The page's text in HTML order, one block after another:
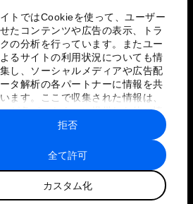
トではCookieを使って、ユーザー
たコンテンツや広告の表示、トラ
の分析を行っています。またユー
るサイトの利用状況についても情
し、ソーシャルメディアや広告配
タ解析の各パートナーに情報を共
ます。ここで収集された情報は、
ーが各パートナーに提供した他の情
ートナーのサービスを使用した際
れた情報と組み合わされ、各パー
よって使用されることがありま
全て許可
カスタム化
拒否